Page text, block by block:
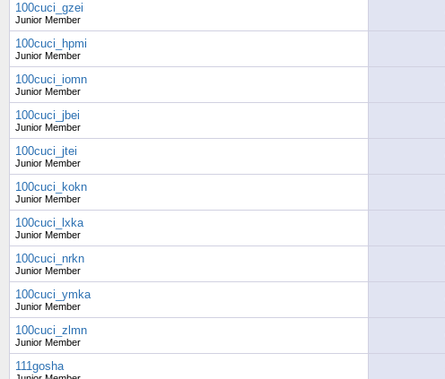
100cuci_gzei
Junior Member
100cuci_hpmi
Junior Member
100cuci_iomn
Junior Member
100cuci_jbei
Junior Member
100cuci_jtei
Junior Member
100cuci_kokn
Junior Member
100cuci_lxka
Junior Member
100cuci_nrkn
Junior Member
100cuci_ymka
Junior Member
100cuci_zlmn
Junior Member
111gosha